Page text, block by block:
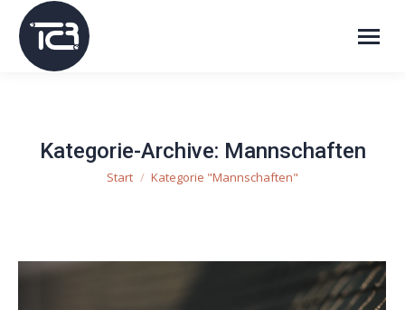
Kategorie-Archive: Mannschaften
Sie befinden sich hier:
Start Kategorie "Mannschaften"